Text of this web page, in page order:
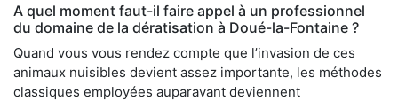
A quel moment faut-il faire appel à un professionnel
du domaine de la dératisation à Doué-la-Fontaine ?
Quand vous vous rendez compte que l’invasion de ces
animaux nuisibles devient assez importante, les méthodes
classiques employées auparavant deviennent